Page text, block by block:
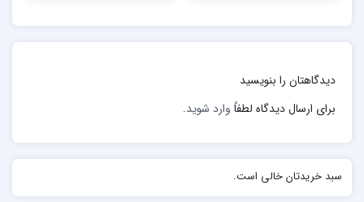
تعريف حمله
مراحل پنجگانه حمله
دیدگاهتان را بنویسید
برای ارسال دیدگاه لطفاً وارد شوید.
سبد خریدتان خالی است.